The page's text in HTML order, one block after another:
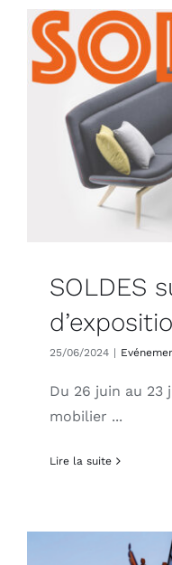
SOLDES
25/06/2024 |
Du 26 juin au 23
mobilier ...
Lire la suite